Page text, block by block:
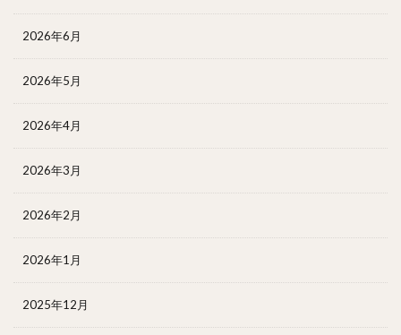
2026年6月
2026年5月
2026年4月
2026年3月
2026年2月
2026年1月
2025年12月